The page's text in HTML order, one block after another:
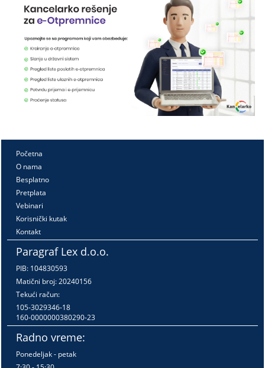
Početna
O nama
Besplatno
Pretplata
Vebinari
Korisnički kutak
Kontakt
Paragraf Lex d.o.o.
PIB: 104830593
Matični broj: 20240156
Tekući račun:
105-3029346-18
160-0000000380290-23
Radno vreme:
Ponedeljak - petak